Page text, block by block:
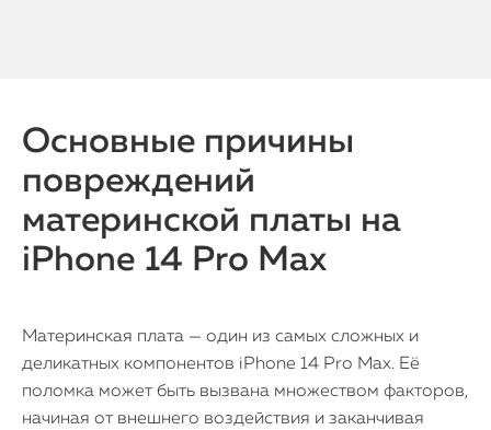
Основные причины
повреждений
материнской платы на
iPhone 14 Pro Max
Материнская плата — один из самых сложных и
деликатных компонентов iPhone 14 Pro Max. Её
поломка может быть вызвана множеством факторов,
начиная от внешнего воздействия и заканчивая